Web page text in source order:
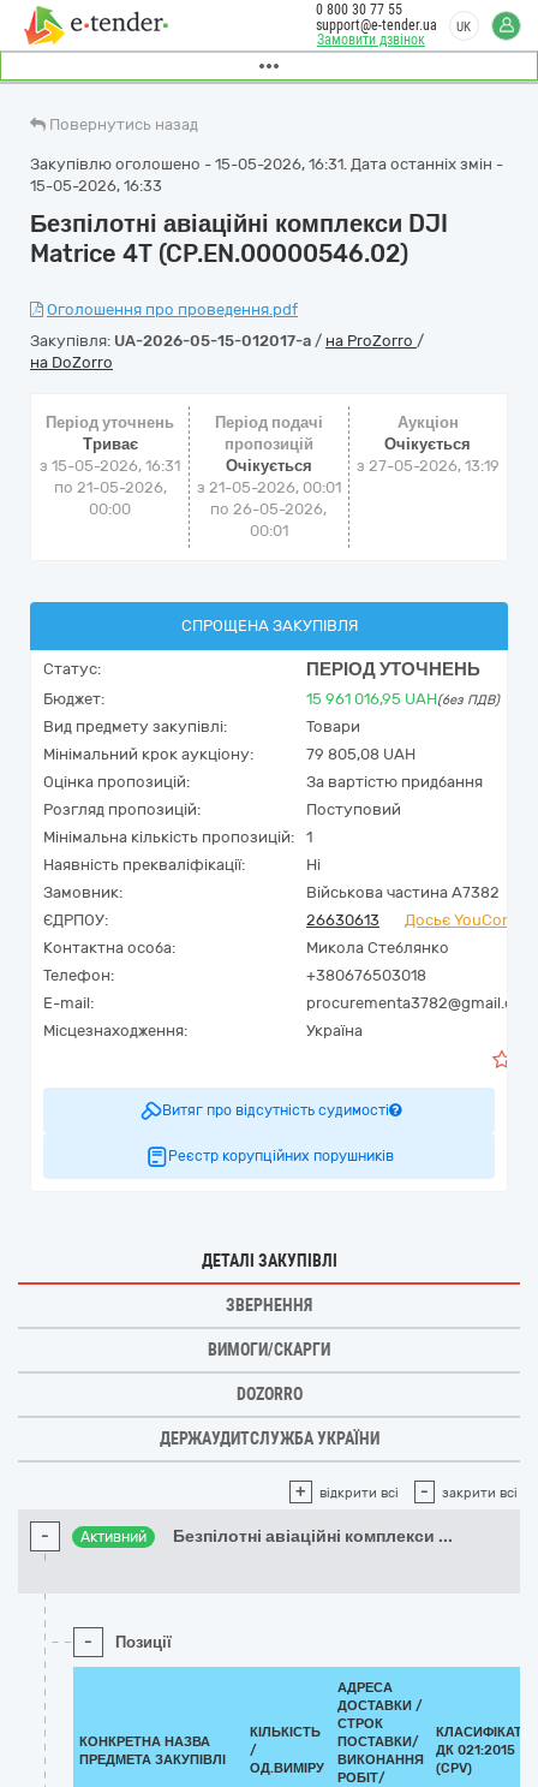
Замовити дзвінок
0 800 30 77 55
support@e-tender.ua
UK
Повернутись назад
Закупівлю оголошено - 15-05-2026, 16:31. Дата останніх змін -
15-05-2026, 16:33
Безпілотні авіаційні комплекси DJI
Matrice 4T (CP.EN.00000546.02)
Оголошення про проведення.pdf
Закупівля: UA-2026-05-15-012017-a / на ProZorro /
на DoZorro
Період уточнень
Триває
з 15-05-2026, 16:31
по 21-05-2026,
00:00
Період подачі
пропозицій
Очікується
з 21-05-2026, 00:01
по 26-05-2026,
00:01
Аукціон
Очікується
з 27-05-2026, 13:19
СПРОЩЕНА ЗАКУПІВЛЯ
Статус: ПЕРІОД УТОЧНЕНЬ
Бюджет: 15 961 016,95 UAH(без ПДВ)
Вид предмету закупівлі:
Товари
Мінімальний крок аукціону:
79 805,08 UAH
Оцінка пропозицій:
За вартістю придбання
Розгляд пропозицій:
Поступовий
Мінімальна кількість пропозицій:
1
Наявність прекваліфікації:
Ні
Замовник:
Військова частина А7382
ЄДРПОУ:
26630613
Досьє YouControl
Контактна особа:
Микола Стеблянко
Телефон:
+380676503018
E-mail:
procurementa3782@gmail.com
Місцезнаходження:
Україна
Витяг про відсутність судимості
Реєстр корупційних порушників
ДЕТАЛІ ЗАКУПІВЛІ
ЗВЕРНЕННЯ
ВИМОГИ/СКАРГИ
DOZORRO
ДЕРЖАУДИТСЛУЖБА УКРАЇНИ
+ відкрити всі - закрити всі
- Активний Безпілотні авіаційні комплекси ...
- Позиції
КОНКРЕТНА НАЗВА
ПРЕДМЕТА ЗАКУПІВЛІ
КІЛЬКІСТЬ
/
ОД.ВИМІРУ
АДРЕСА
ДОСТАВКИ /
СТРОК
ПОСТАВКИ/
ВИКОНАННЯ
РОБІТ/
ДК 021:2015
(CPV)